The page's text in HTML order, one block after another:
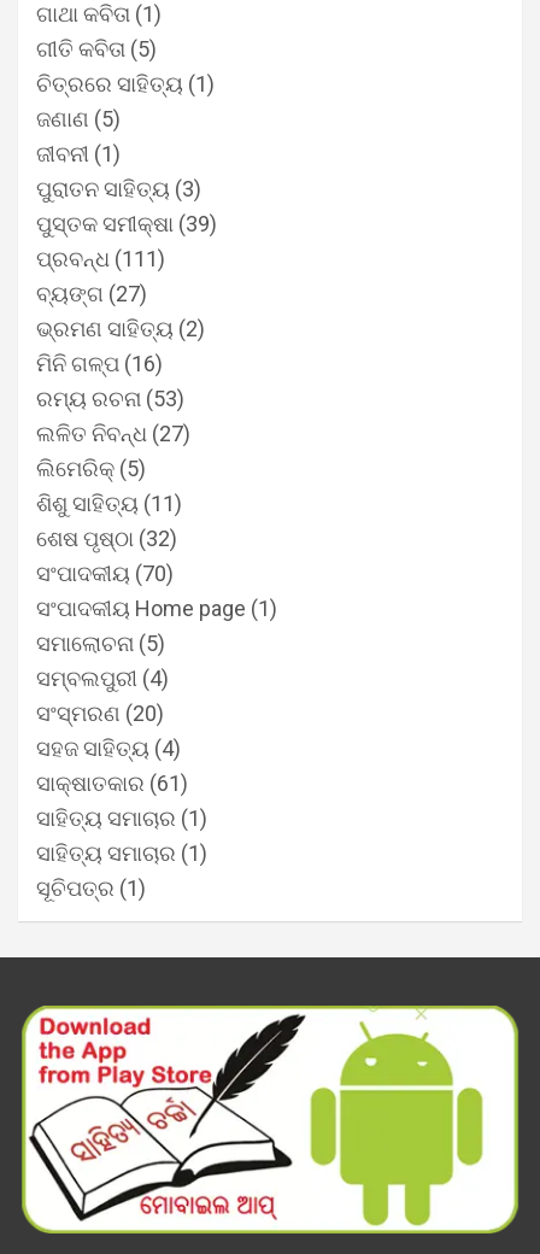
ଗାଥା କବିତା (1)
ଗୀତି କବିତା (5)
ଚିତ୍ରରେ ସାହିତ୍ୟ (1)
ଜଣାଣ (5)
ଜୀବନୀ (1)
ପୁରାତନ ସାହିତ୍ୟ (3)
ପୁସ୍ତକ ସମୀକ୍ଷା (39)
ପ୍ରବନ୍ଧ (111)
ବ୍ୟଙ୍ଗ (27)
ଭ୍ରମଣ ସାହିତ୍ୟ (2)
ମିନି ଗଳ୍ପ (16)
ରମ୍ୟ ରଚନା (53)
ଲଳିତ ନିବନ୍ଧ (27)
ଲିମେରିକ୍ (5)
ଶିଶୁ ସାହିତ୍ୟ (11)
ଶେଷ ପୃଷ୍ଠା (32)
ସଂପାଦକୀୟ (70)
ସଂପାଦକୀୟ Home page (1)
ସମାଲୋଚନା (5)
ସମ୍ବଲପୁରୀ (4)
ସଂସ୍ମରଣ (20)
ସହଜ ସାହିତ୍ୟ (4)
ସାକ୍ଷାତକାର (61)
ସାହିତ୍ୟ ସମାଚାର (1)
ସାହିତ୍ୟ ସମାଚାର (1)
ସୂଚିପତ୍ର (1)